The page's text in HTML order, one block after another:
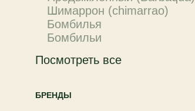
Шимаррон (chimarrao)
Бомбилья
Бомбильи
Посмотреть все
БРЕНДЫ